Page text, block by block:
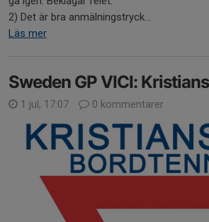
2) Det är bra anmälningstryck...
Läs mer
Sweden GP VICI:
1 jul, 17:07 0 kommentarer